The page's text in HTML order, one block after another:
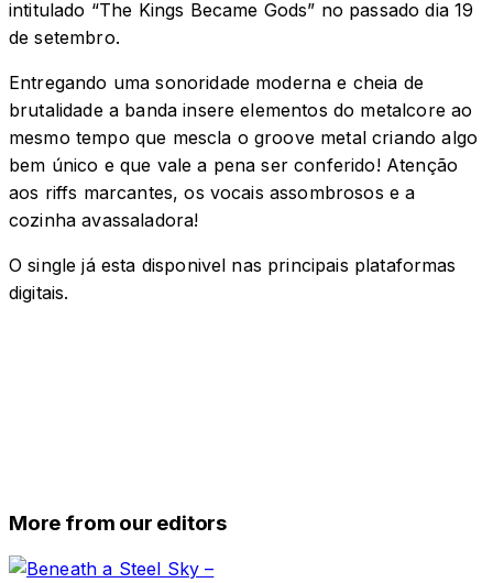
intitulado “The Kings Became Gods” no passado dia 19
de setembro.
Entregando uma sonoridade moderna e cheia de
brutalidade a banda insere elementos do metalcore ao
mesmo tempo que mescla o groove metal criando algo
bem único e que vale a pena ser conferido! Atenção
aos riffs marcantes, os vocais assombrosos e a
cozinha avassaladora!
O single já esta disponivel nas principais plataformas
digitais.
More from our editors